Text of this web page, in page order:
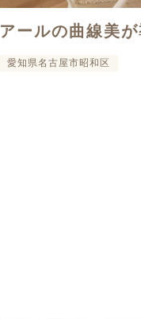
アールの曲線美
愛知県名古屋市昭和区